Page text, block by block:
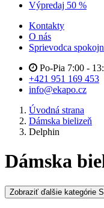
Výpredaj 50 %
Kontakty
O nás
Sprievodca
Po-Pia 7:00 -
+421 951 169 453
info@ekapo.cz
Úvodná strana
Dámska bielizeň
Delphin
Dámska
Zobraziť ďalšie kategórie